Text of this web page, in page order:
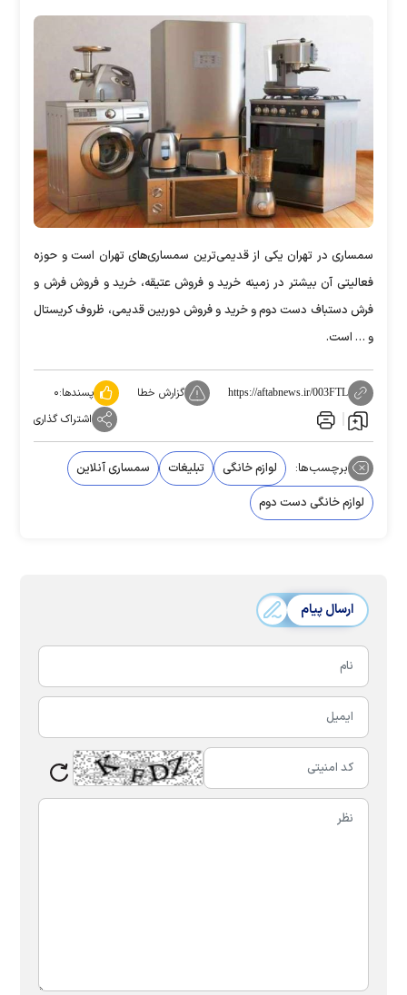
سمساری در تهران یکی از قدیمی‌ترین سمساری‌های تهران است و حوزه
فعالیتی آن بیشتر در زمینه خرید و فروش عتیقه، خرید و فروش فرش و
فرش دستباف دست دوم و خرید و فروش دوربین قدیمی، ظروف کریستال
و … است.
https://aftabnews.ir/003FTL گزارش خطا پسندها:۰
اشتراک گذاری
برچسب‌ها: لوازم خانگی تبلیغات
سمساری آنلاین
لوازم خانگی دست دوم
ارسال پیام